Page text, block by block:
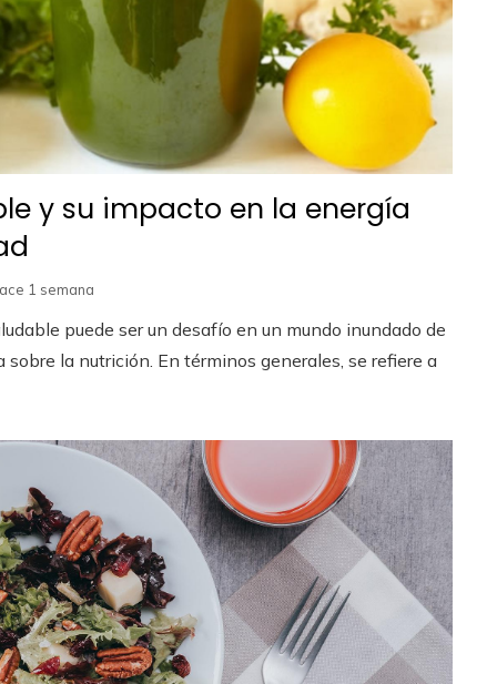
y su impacto en la energía
1 semana
puede ser un desafío en un mundo inundado de
la nutrición. En términos generales, se refiere a